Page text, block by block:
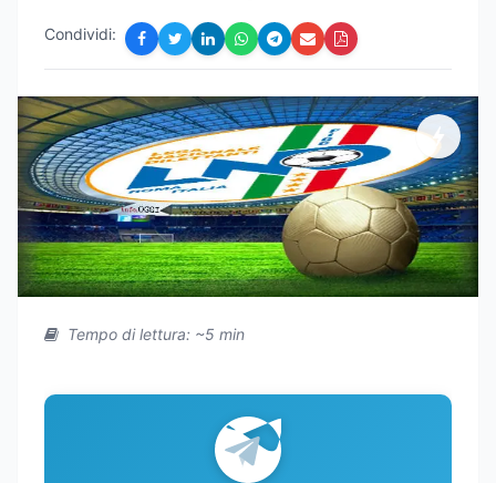
Condividi:
Tempo di lettura: ~5 min